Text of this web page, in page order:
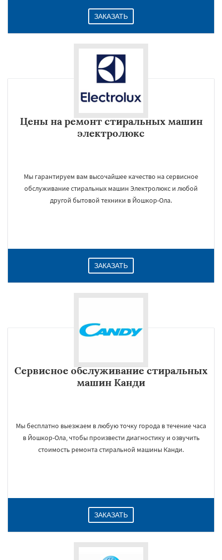
ЗАКАЗАТЬ
Цены на ремонт стиральных машин
электролюкс
Мы гарантируем вам высочайшее качество на сервисное
обслуживание стиральных машин Электролюкс и любой
другой бытовой техники в Йошкор-Ола.
ЗАКАЗАТЬ
Сервисное обслуживание стиральных
машин Канди
Мы бесплатно выезжаем в любую точку города в течение часа
в Йошкор-Ола, чтобы произвести диагностику и озвучить
стоимость ремонта стиральной машины Канди.
ЗАКАЗАТЬ